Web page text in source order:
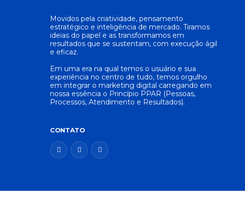
Movidos pela criatividade, pensamento
estratégico e inteligência de mercado. Tiramos
ideias do papel e as transformamos em
resultados que se sustentam, com execução ágil
e eficaz.
Em uma era na qual temos o usuário e sua
experiência no centro de tudo, temos orgulho
em integrar o marketing digital carregando em
nossa essência o Princípio PPAR (Pessoas,
Processos, Atendimento e Resultados).
CONTATO